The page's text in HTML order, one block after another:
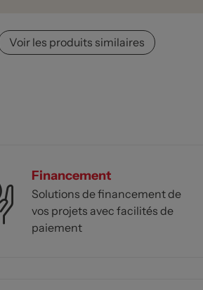
Voir les produits similaires
Financement
Solutions de financement de
vos projets avec facilités de
paiement